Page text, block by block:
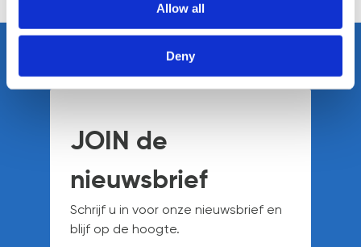
Allow all
Deny
JOIN de
nieuwsbrief
Schrijf u in voor onze nieuwsbrief en
blijf op de hoogte.